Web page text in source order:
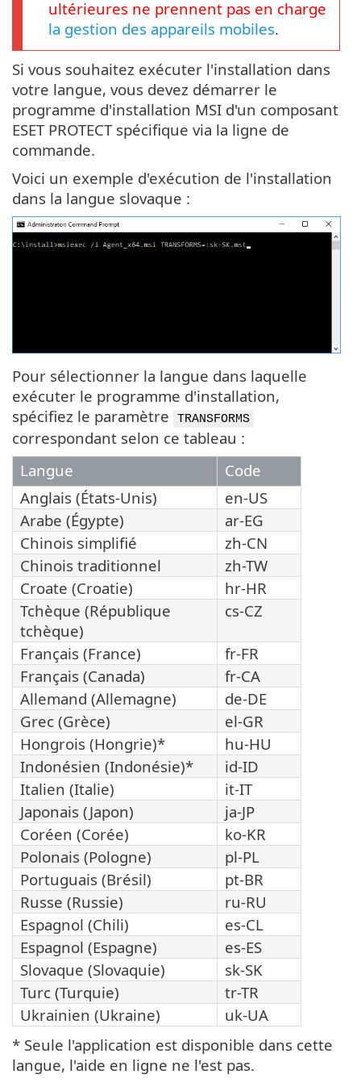
ultérieures ne prennent pas en charge
la gestion des appareils mobiles.
Si vous souhaitez exécuter l'installation dans
votre langue, vous devez démarrer le
programme d'installation MSI d'un composant
ESET PROTECT spécifique via la ligne de
commande.
Voici un exemple d'exécution de l'installation
dans la langue slovaque :
Pour sélectionner la langue dans laquelle
exécuter le programme d'installation,
spécifiez le paramètre
TRANSFORMS
correspondant selon ce tableau :
Langue
Code
Anglais (États-Unis)
en-US
Arabe (Égypte)
ar-EG
Chinois simplifié
zh-CN
Chinois traditionnel
zh-TW
Croate (Croatie)
hr-HR
Tchèque (République
tchèque)
cs-CZ
Français (France)
fr-FR
Français (Canada)
fr-CA
Allemand (Allemagne)
de-DE
Grec (Grèce)
el-GR
Hongrois (Hongrie)*
hu-HU
Indonésien (Indonésie)*
id-ID
Italien (Italie)
it-IT
Japonais (Japon)
ja-JP
Coréen (Corée)
ko-KR
Polonais (Pologne)
pl-PL
Portuguais (Brésil)
pt-BR
Russe (Russie)
ru-RU
Espagnol (Chili)
es-CL
Espagnol (Espagne)
es-ES
Slovaque (Slovaquie)
sk-SK
Turc (Turquie)
tr-TR
Ukrainien (Ukraine)
uk-UA
* Seule l'application est disponible dans cette
langue, l'aide en ligne ne l'est pas.